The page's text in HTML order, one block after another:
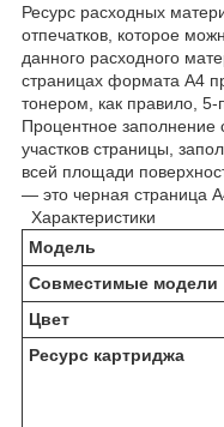
Ресурс расходных
отпечатков, которое
данного расходного
страницах формата А4
тонером, как правило, 5-
Процентное
участков страницы,
всей площади
— это черная страница
Характеристики
Модель
Совместимые модели
Цвет
Ресурс картриджа